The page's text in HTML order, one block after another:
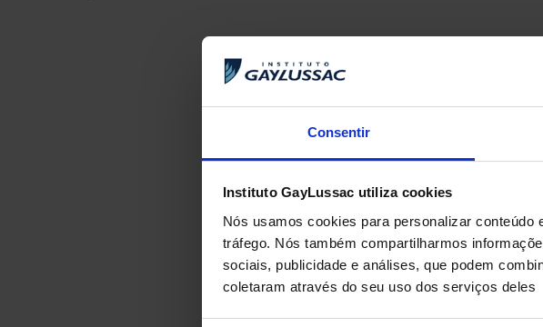
Consentir
Instituto GayLussac utiliza cookies
Nós usamos cookies para personalizar
tráfego. Nós também compartilharmos
sociais, publicidade e análises, que podem
coletaram através do seu uso dos serviços deles